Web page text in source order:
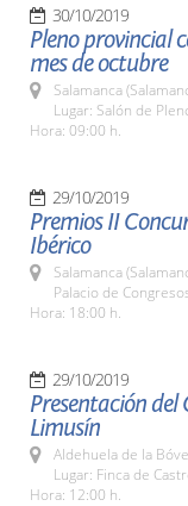
30/10/2019
Pleno provincial
mes de octubre
Salamanca
Lugar: Salón de
Hora: 09:00 h.
29/10/2019
Premios II
Ibérico
Salamanca
Palacio de
Hora: 18:00 h.
29/10/2019
Presentación del
Limusín
Aldehuela de la
Lugar: Finca de
Hora: 12:00 h.